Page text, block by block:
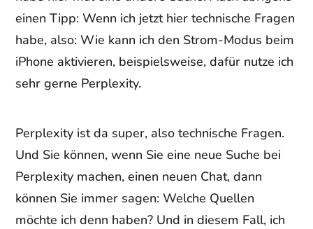
einen Tipp: Wenn ich jetzt hier technische Fragen
habe, also: Wie kann ich den Strom-Modus beim
iPhone aktivieren, beispielsweise, dafür nutze ich
sehr gerne Perplexity.
Perplexity ist da super, also technische Fragen.
Und Sie können, wenn Sie eine neue Suche bei
Perplexity machen, einen neuen Chat, dann
können Sie immer sagen: Welche Quellen
möchte ich denn haben? Und in diesem Fall, ich